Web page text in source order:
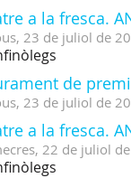
a la fresca.
23 de juliol de
de
23 de juliol de
a la fresca.
22 de juliol de